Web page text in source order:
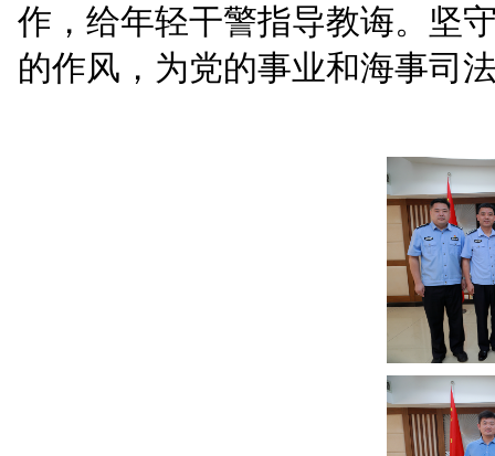
活动，做出大量开创性
带”，“传”精神境界、“
二是“送一句祝福”。
模式切换到休闲状态，
吴忠祥同志退休后老有